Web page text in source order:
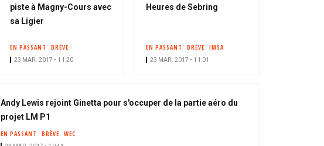
piste à Magny-Cours avec
sa Ligier
EN PASSANT BRÈVE
23 MAR. 2017 • 11:20
Heures de Sebring
EN PASSANT BRÈVE IMSA
23 MAR. 2017 • 11:01
Andy Lewis rejoint Ginetta pour s'occuper de la partie aéro du
projet LM P1
EN PASSANT BRÈVE WEC